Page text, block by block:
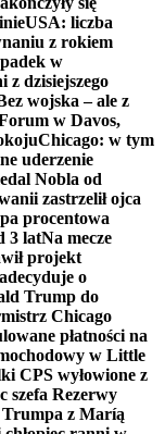
USA: liczba
z rokiem
w
z dzisiejszego
wojska – ale z
w Davos,
Chicago: w tym
uderzenie
Nobla od
zastrzelił ojca
procentowa
3 latNa mecze
projekt
o
Trump do
Chicago
płatności na
w Little
CPS wyłowione z
szefa Rezerwy
z Maríą